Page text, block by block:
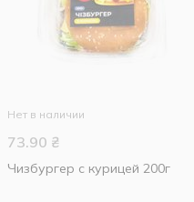
Нет в наличии
73.90 ₴
Чизбургер с курицей 200г